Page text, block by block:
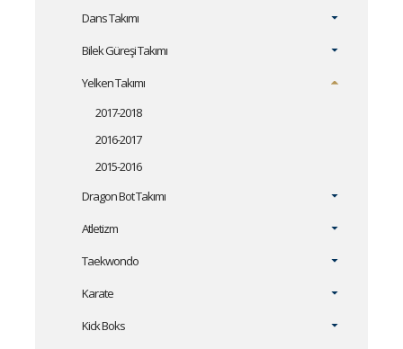
Dans Takımı
Bilek Güreşi Takımı
Yelken Takımı
2017-2018
2016-2017
2015-2016
Dragon Bot Takımı
Atletizm
Taekwondo
Karate
Kick Boks